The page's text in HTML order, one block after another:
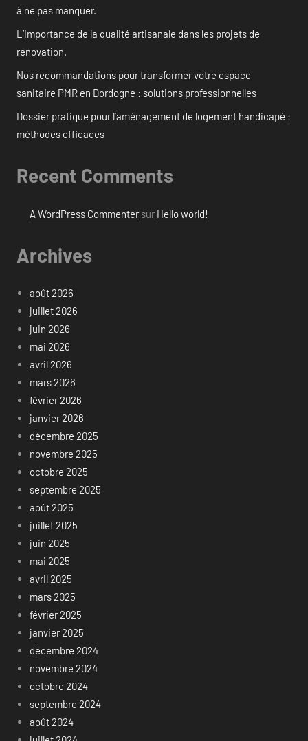
à ne pas manquer.
L’importance de la qualité artisanale dans les projets de
rénovation.
Nos recommandations pour transformer votre espace
sanitaire PMR en Dordogne : solutions professionnelles
Dossier pratique pour l’aménagement de logement handicapé :
méthodes efficaces
Recent Comments
A WordPress Commentersur Hello world!
Archives
août 2026
juillet 2026
juin 2026
mai 2026
avril 2026
mars 2026
février 2026
janvier 2026
décembre 2025
novembre 2025
octobre 2025
septembre 2025
août 2025
juillet 2025
juin 2025
mai 2025
avril 2025
mars 2025
février 2025
janvier 2025
décembre 2024
novembre 2024
octobre 2024
septembre 2024
août 2024